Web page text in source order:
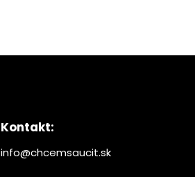
Kontakt:
info@chcemsaucit.sk